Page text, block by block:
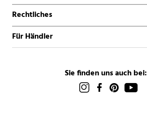
Rechtliches
Für Händler
Sie finden uns auch bei: